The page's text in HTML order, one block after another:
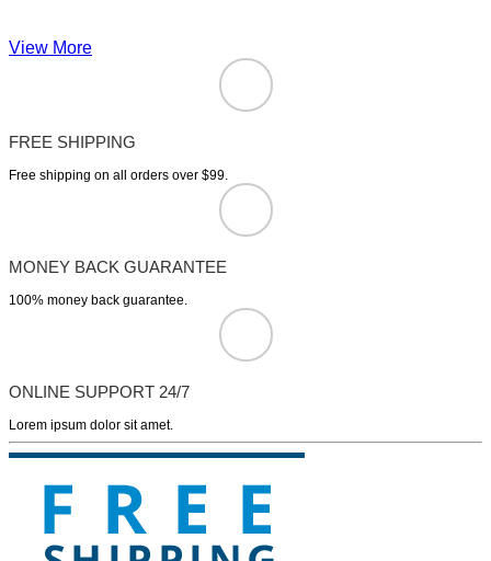
View More
FREE SHIPPING
Free shipping on all orders over $99.
MONEY BACK GUARANTEE
100% money back guarantee.
ONLINE SUPPORT 24/7
Lorem ipsum dolor sit amet.